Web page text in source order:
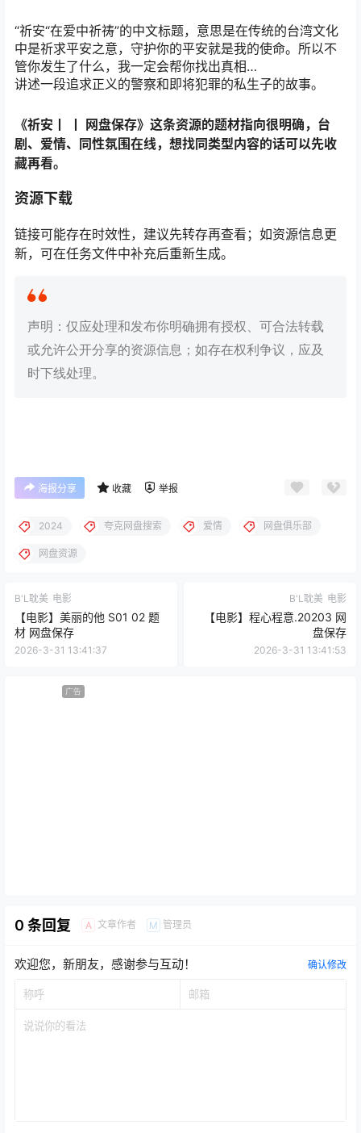
“祈安“在爱中祈祷”的中文标题，意思是在传统的台湾文化
中是祈求平安之意，守护你的平安就是我的使命。所以不
管你发生了什么，我一定会帮你找出真相…
讲述一段追求正义的警察和即将犯罪的私生子的故事。
《祈安丨 丨 网盘保存》这条资源的题材指向很明确，台
剧、爱情、同性氛围在线，想找同类型内容的话可以先收
藏再看。
资源下载
链接可能存在时效性，建议先转存再查看；如资源信息更
新，可在任务文件中补充后重新生成。
声明：仅应处理和发布你明确拥有授权、可合法转载
或允许公开分享的资源信息；如存在权利争议，应及
时下线处理。
海报分享 收藏 举报
2024‎ 夸克网盘搜索 爱情 网盘俱乐部
网盘资源
B'L耽美 电影
【电影】美丽的他 S01 02 题
材 网盘保存
2026-3-31 13:41:37
B'L耽美 电影
【电影】程心程意.20203 网
盘保存
2026-3-31 13:41:53
广告
0 条回复 A 文章作者 M 管理员
欢迎您，新朋友，感谢参与互动！ 确认修改